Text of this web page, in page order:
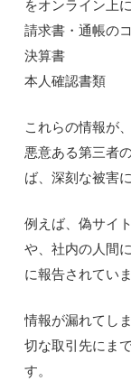
をオンライン上
請求書・通帳の
決算書
本人確認書類
これらの情報が
悪意ある第三者
ば、深刻な被害
例えば、偽サイ
や、社内の人間
に報告されていま
情報が漏れてし
切な取引先にま
す。